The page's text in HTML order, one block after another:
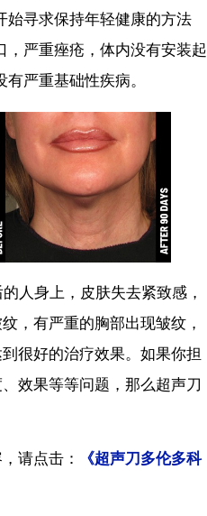
始寻求保持年轻健康的方法
，严重痤疮，体内没有安装起
严重基础性疾病。
人身上，皮肤失去紧致感，
，有严重的胸部出现皱纹，
很好的治疗效果。如果你担
效果等等问题，那么超声刀
请点击：
《超声刀多伦多科